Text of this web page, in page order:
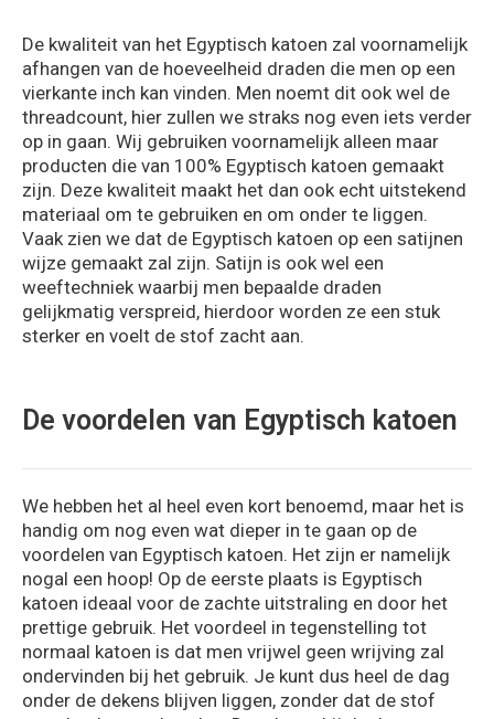
De kwaliteit van het Egyptisch katoen zal voornamelijk
afhangen van de hoeveelheid draden die men op een
vierkante inch kan vinden. Men noemt dit ook wel de
threadcount, hier zullen we straks nog even iets verder
op in gaan. Wij gebruiken voornamelijk alleen maar
producten die van 100% Egyptisch katoen gemaakt
zijn. Deze kwaliteit maakt het dan ook echt uitstekend
materiaal om te gebruiken en om onder te liggen.
Vaak zien we dat de Egyptisch katoen op een satijnen
wijze gemaakt zal zijn. Satijn is ook wel een
weeftechniek waarbij men bepaalde draden
gelijkmatig verspreid, hierdoor worden ze een stuk
sterker en voelt de stof zacht aan.
De voordelen van Egyptisch katoen
We hebben het al heel even kort benoemd, maar het is
handig om nog even wat dieper in te gaan op de
voordelen van Egyptisch katoen. Het zijn er namelijk
nogal een hoop! Op de eerste plaats is Egyptisch
katoen ideaal voor de zachte uitstraling en door het
prettige gebruik. Het voordeel in tegenstelling tot
normaal katoen is dat men vrijwel geen wrijving zal
ondervinden bij het gebruik. Je kunt dus heel de dag
onder de dekens blijven liggen, zonder dat de stof